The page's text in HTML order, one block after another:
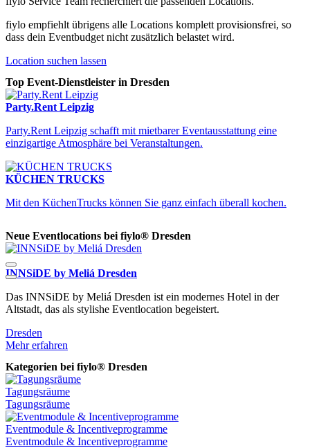
fiylo empfiehlt übrigens alle Locations komplett provisionsfrei, so
dass dein Eventbudget nicht zusätzlich belastet wird.
Location suchen lassen
Top Event-Dienstleister in Dresden
Party.Rent Leipzig
Party.Rent Leipzig schafft mit mietbarer Eventausstattung eine
einzigartige Atmosphäre bei Veranstaltungen.
KÜCHEN TRUCKS
Mit den KüchenTrucks können Sie ganz einfach überall kochen.
Neue Eventlocations bei fiylo® Dresden
INNSiDE by Meliá Dresden
Das INNSiDE by Meliá Dresden ist ein modernes Hotel in der
Altstadt, das als stylishe Eventlocation begeistert.
Dresden
Mehr erfahren
Kategorien bei fiylo® Dresden
Tagungsräume
Tagungsräume
Eventmodule & Incentiveprogramme
Eventmodule & Incentiveprogramme